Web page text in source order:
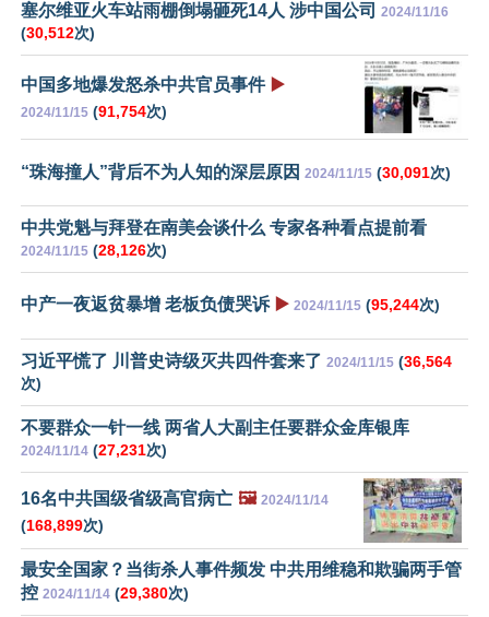
塞尔维亚火车站雨棚倒塌砸死14人 涉中国公司 2024/11/16
(30,512次)
中国多地爆发怒杀中共官员事件 ▶️
2024/11/15 (91,754次)
“珠海撞人”背后不为人知的深层原因 2024/11/15 (30,091次)
中共党魁与拜登在南美会谈什么 专家各种看点提前看
2024/11/15 (28,126次)
中产一夜返贫暴增 老板负债哭诉 ▶️ 2024/11/15 (95,244次)
习近平慌了 川普史诗级灭共四件套来了 2024/11/15 (36,564
次)
不要群众一针一线 两省人大副主任要群众金库银库
2024/11/14 (27,231次)
16名中共国级省级高官病亡 🖼️ 2024/11/14
(168,899次)
最安全国家？当街杀人事件频发 中共用维稳和欺骗两手管
控 2024/11/14 (29,380次)